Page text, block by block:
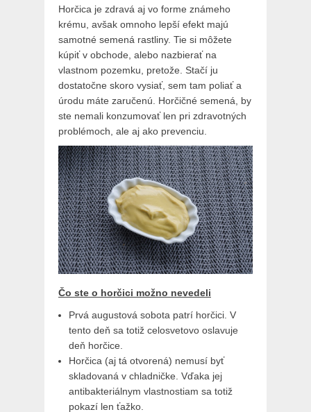
Horčica je zdravá aj vo forme známeho
krému, avšak omnoho lepší efekt majú
samotné semená rastliny. Tie si môžete
kúpiť v obchode, alebo nazbierať na
vlastnom pozemku, pretože. Stačí ju
dostatočne skoro vysiať, sem tam poliať a
úrodu máte zaručenú. Horčičné semená, by
ste nemali konzumovať len pri zdravotných
problémoch, ale aj ako prevenciu.
Čo ste o horčici možno nevedeli
Prvá augustová sobota patrí horčici. V
tento deň sa totiž celosvetovo oslavuje
deň horčice.
Horčica (aj tá otvorená) nemusí byť
skladovaná v chladničke. Vďaka jej
antibakteriálnym vlastnostiam sa totiž
pokazí len ťažko.